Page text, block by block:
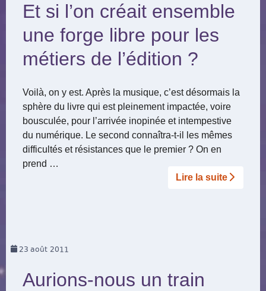
Et si l’on créait ensemble
une forge libre pour les
métiers de l’édition ?
Voilà, on y est. Après la musique, c’est désormais la
sphère du livre qui est pleinement impactée, voire
bousculée, pour l’arrivée inopinée et intempestive
du numérique. Le second connaîtra-t-il les mêmes
difficultés et résistances que le premier ? On en
prend …
Lire la suite­­
23 août 2011
Aurions-nous un train